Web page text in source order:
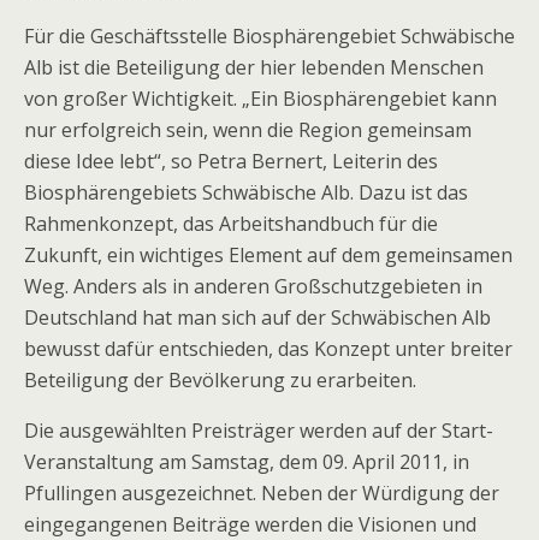
Für die Geschäftsstelle Biosphärengebiet Schwäbische
Alb ist die Beteiligung der hier lebenden Menschen
von großer Wichtigkeit. „Ein Biosphärengebiet kann
nur erfolgreich sein, wenn die Region gemeinsam
diese Idee lebt“, so Petra Bernert, Leiterin des
Biosphärengebiets Schwäbische Alb. Dazu ist das
Rahmenkonzept, das Arbeitshandbuch für die
Zukunft, ein wichtiges Element auf dem gemeinsamen
Weg. Anders als in anderen Großschutzgebieten in
Deutschland hat man sich auf der Schwäbischen Alb
bewusst dafür entschieden, das Konzept unter breiter
Beteiligung der Bevölkerung zu erarbeiten.
Die ausgewählten Preisträger werden auf der Start-
Veranstaltung am Samstag, dem 09. April 2011, in
Pfullingen ausgezeichnet. Neben der Würdigung der
eingegangenen Beiträge werden die Visionen und